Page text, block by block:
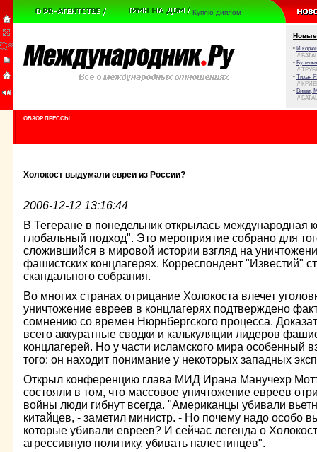
Куплю диплом
Новые
• И
//
•
//
• Тихая
//
• Виват,
//
ОБЗОР ПРЕССЫ
Холокост выдумали евреи из России?
2006-12-12 13:16:44
В Тегеране в понедельник открылась международная
глобальный подход". Это мероприятие собрано для
сложившийся в мировой истории взгляд на
фашистских концлагерях. Корреспондент "Известий"
скандального собрания.
Во многих странах отрицание Холокоста влечет
уничтожение евреев в концлагерях подтверждено
сомнению со времен Нюрнбергского процесса.
всего аккуратные сводки и калькуляции лидеров
концлагерей. Но у части исламского мира особенный
того: он находит понимание у некоторых западных
Открыл конференцию глава МИД Ирана Манучехр
состояли в том, что массовое уничтожение евреев
войны люди гибнут всегда. "Американцы убивали
китайцев, - заметил министр. - Но почему надо особо
которые убивали евреев? И сейчас легенда о
агрессивную политику, убивать палестинцев".